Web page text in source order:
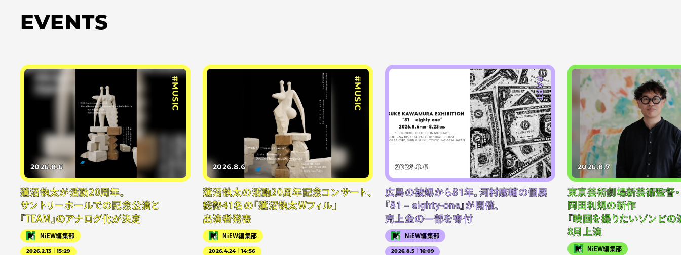
EVENTS
#MUSIC
2026.8.6
蓮沼執太が活動20周年。
サントリーホールでの記念公演と
『TEAM』のアナログ化が決定
NiEW編集部
2026.2.13｜15:29
#MUSIC
2026.8.6
蓮沼執太の活動20周年記念コンサート、
総勢41名の「蓮沼執太Wフィル」
出演者発表
NiEW編集部
2026.4.24｜14:56
#ART
2026.8.6
広島の被爆から81年。河村康輔の個展
『81 – eighty-one』が開催、
売上金の一部を寄付
NiEW編集部
2026.8.5｜16:09
2026.8.7
東京芸術劇場新芸術監督・
岡田利規の新作
『映画を撮りたいゾンビの
8月上演
NiEW編集部